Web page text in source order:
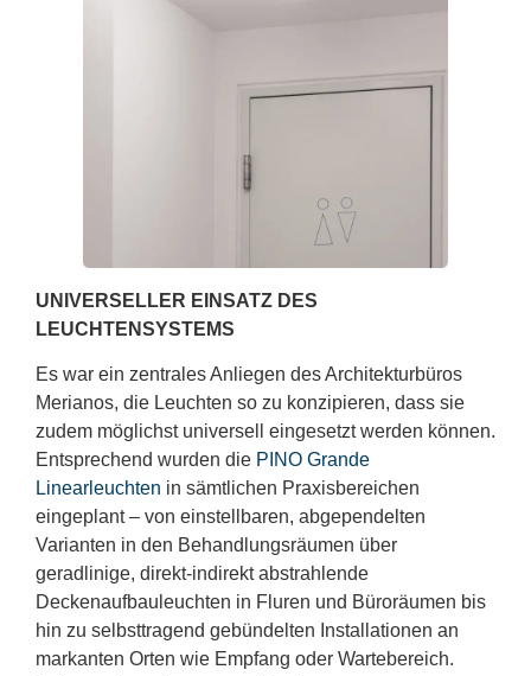
UNIVERSELLER EINSATZ DES
LEUCHTENSYSTEMS
Es war ein zentrales Anliegen des Architekturbüros
Merianos, die Leuchten so zu konzipieren, dass sie
zudem möglichst universell eingesetzt werden können.
Entsprechend wurden die PINO Grande
Linearleuchten in sämtlichen Praxisbereichen
eingeplant – von einstellbaren, abgependelten
Varianten in den Behandlungsräumen über
geradlinige, direkt-indirekt abstrahlende
Deckenaufbauleuchten in Fluren und Büroräumen bis
hin zu selbsttragend gebündelten Installationen an
markanten Orten wie Empfang oder Wartebereich.